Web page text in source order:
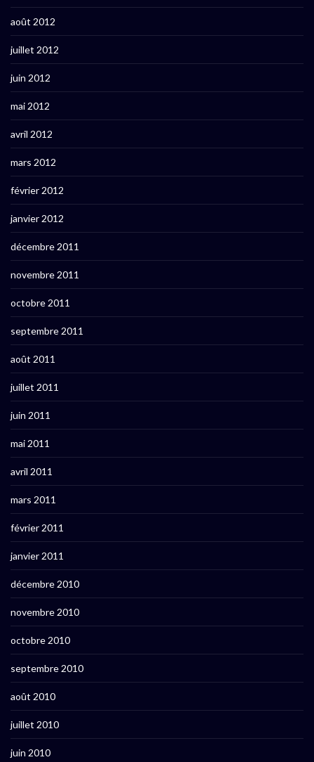
août 2012
juillet 2012
juin 2012
mai 2012
avril 2012
mars 2012
février 2012
janvier 2012
décembre 2011
novembre 2011
octobre 2011
septembre 2011
août 2011
juillet 2011
juin 2011
mai 2011
avril 2011
mars 2011
février 2011
janvier 2011
décembre 2010
novembre 2010
octobre 2010
septembre 2010
août 2010
juillet 2010
juin 2010